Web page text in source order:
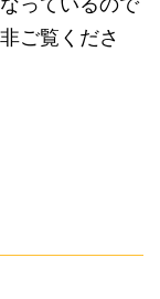
ご覧くださ